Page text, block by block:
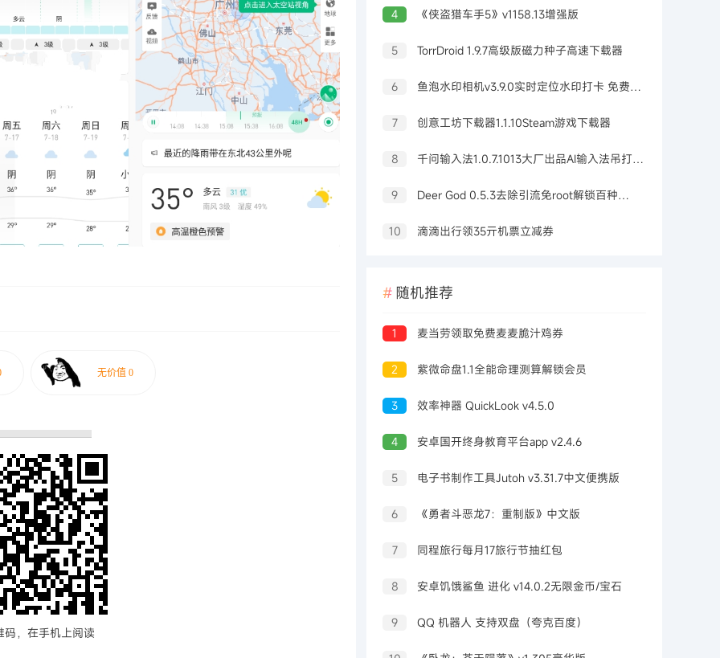
码，在手机上阅读
4 《侠盗猎车手5》v1158.13增强版
5 TorrDroid 1.9.7高级版磁力种子高速下载器
6 鱼泡水印相机v3.9.0实时定位水印打卡 免费无广告
7 创意工坊下载器1.1.10Steam游戏下载器
8 千问输入法1.0.7.1013大厂出品AI输入法吊打豆包输入法
9 Deer God 0.5.3去除引流免root解锁百种软件会员
10 滴滴出行领35亓机票立减券
随机推荐
1 麦当劳领取免费麦麦脆汁鸡券
2 紫微命盘1.1全能命理测算解锁会员
3 效率神器 QuickLook v4.5.0
4 安卓国开终身教育平台app v2.4.6
5 电子书制作工具Jutoh v3.31.7中文便携版
6 《勇者斗恶龙7：重制版》中文版
7 同程旅行每月17旅行节抽红包
8 安卓饥饿鲨鱼 进化 v14.0.2无限金币/宝石
9 QQ 机器人 支持双盘（夸克百度）